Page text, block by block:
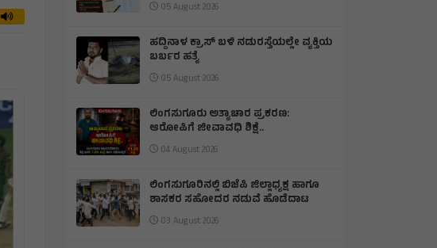
05 August 2026
ಹದ್ದಿನಾಳ ಕ್ರಾಸ್ ಬಳಿ ನಡುರಸ್ತೆಯಲ್ಲೇ ವ್ಯಕ್ತಿಯ
ಬರ್ಬರ ಹತ್ಯೆ
05 August 2026
ಲಿಂಗಸುಗೂರು ಅತ್ಯಾಚಾರ ಪ್ರಕರಣ:
ಆರೋಪಿಗೆ ಜೀವಾವಧಿ ಶಿಕ್ಷೆ..
04 August 2026
ಲಿಂಗಸುಗೂರಿನಲ್ಲಿ ಬಿಜೆಪಿ ಜಿಲ್ಲಾಧ್ಯಕ್ಷ ಹಾಗೂ
ಶಾಸಕರ ಸಹೋದರ ನಡುವೆ ಹೊಡೆದಾಟ
03 August 2026